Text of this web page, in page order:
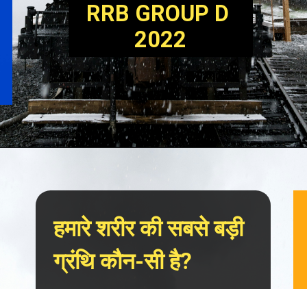
RRB GROUP D
2022
हमारे शरीर की सबसे बड़ी
ग्रंथि कौन-सी है?